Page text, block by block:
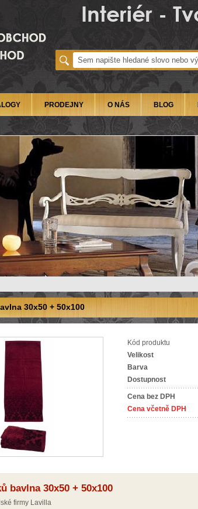
PRODEJNY O NÁS BLOG
30x50 + 50x100
Kód produktu
Velikost
Barva
Dostupnost
Cena bez DPH
Cena včetně DPH
bavlna 30x50 + 50x100
firmy Lavilla